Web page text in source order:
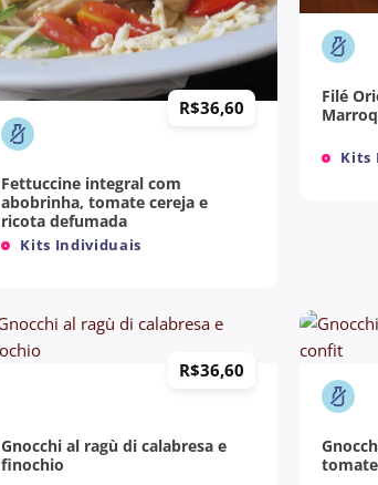
Kits Individuais
Fettuccine integral com
abobrinha, tomate cereja e
ricota defumada
R$36,60
Kits
Filé
Gnocchi al ragù di calabresa e
finochio
R$36,60
+